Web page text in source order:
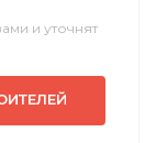
и уточнят